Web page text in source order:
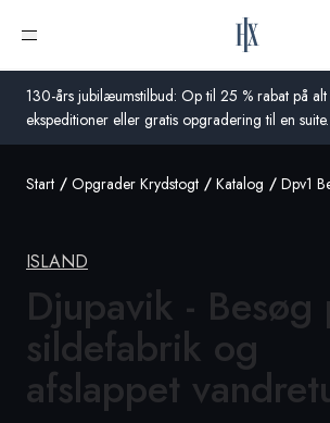
130-års jubilæumstilbud: Op til 25 % rabat på alt
ekspeditioner eller gratis opgradering til en suite.
Åbn menu
Storbritannien
USA
Tyskland
Global
Start Opgrader Krydstogt Katalog Dpv1
ISLAND
Djupavik - Besøg
sildefabrik og
afslappet